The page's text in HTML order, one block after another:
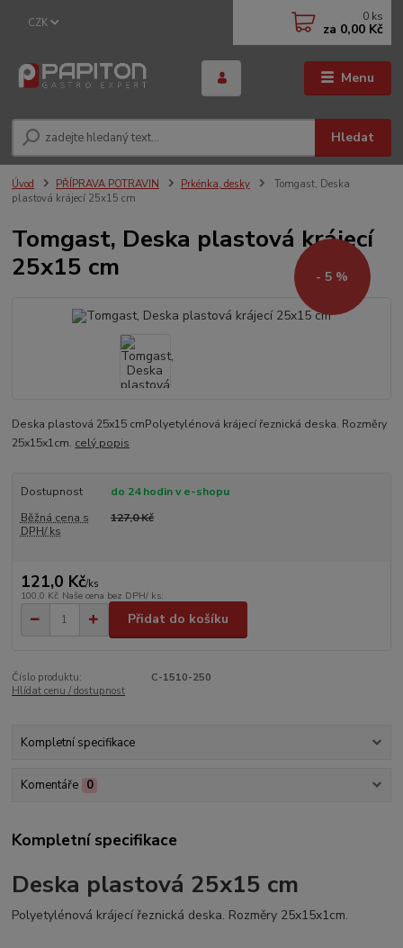
Menu
CZK
Hledat
0 ks
za 0,00 Kč
Úvod PŘÍPRAVA POTRAVIN Prkénka, desky
Tomgast, Deska
plastová krájecí 25x15 cm
Tomgast, Deska plastová krájecí
25x15 cm
- 5 %
Deska plastová 25x15 cmPolyetylénová krájecí řeznická deska. Rozměry
25x15x1cm. celý popis
Dostupnost
do 24 hodin v e-shopu
Běžná cena s
DPH/ ks
127,0 Kč
121,0 Kč/ks
100,0 Kč Naše cena bez DPH/ ks:
Přidat do košíku
Číslo produktu:
C-1510-250
Hlídat cenu / dostupnost
Kompletní specifikace
Komentáře 0
Kompletní specifikace
Deska plastová 25x15 cm
Polyetylénová krájecí řeznická deska. Rozměry 25x15x1cm.